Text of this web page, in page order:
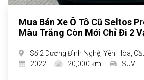
Mua Bán Xe Ô Tô Cũ Seltos
Màu Trắng Còn Mới Chỉ Đi 2
Số 2 Dương Đình Nghệ, Yên Hòa,
2022
20,000 km SUV